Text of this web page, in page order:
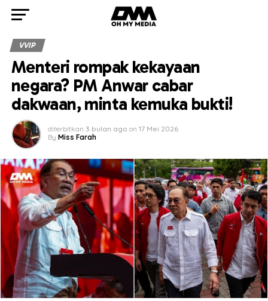
VVIP
Menteri rompak kekayaan
negara? PM Anwar cabar
dakwaan, minta kemuka bukti!
diterbitkan 3 bulan ago on 17 Mei 2026
By Miss Farah